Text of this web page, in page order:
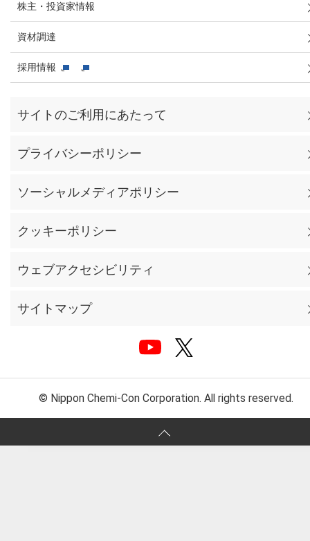
株主・投資家情報
資材調達
採用情報
サイトのご利用にあたって
プライバシーポリシー
ソーシャルメディアポリシー
クッキーポリシー
ウェブアクセシビリティ
サイトマップ
© Nippon Chemi-Con Corporation. All rights reserved.